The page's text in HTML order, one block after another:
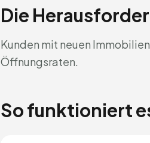
Die
Kunden mit neuen
Öffnungsraten.
So funktioniert